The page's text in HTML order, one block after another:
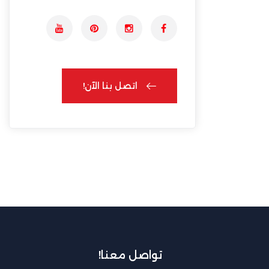
اتصل بنا الآن!
تواصل معنا!